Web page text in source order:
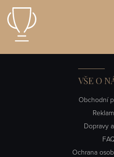
VŠE O
Obchodní
Dopravy
Ochrana